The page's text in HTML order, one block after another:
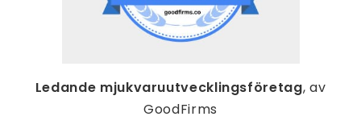
Ledande mjukvaruutvecklingsföretag, av
GoodFirms